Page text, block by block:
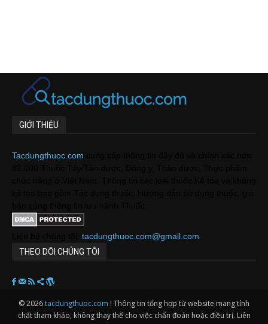
GIỚI THIỆU
Tacdungthuoc.com
tacdungthuoc.com@gmail.com
THEO DÕI CHÚNG TÔI
© 2026tacdungthuoc.com ! Thông tin tổng hợp từ website mang tính
chất tham khảo, không thay thế cho việc chẩn đoán hoặc điều trị. Liên